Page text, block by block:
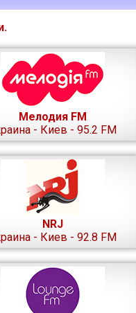
Мелодия FM
- Киев - 95.2 FM
NRJ
- Киев - 92.8 FM